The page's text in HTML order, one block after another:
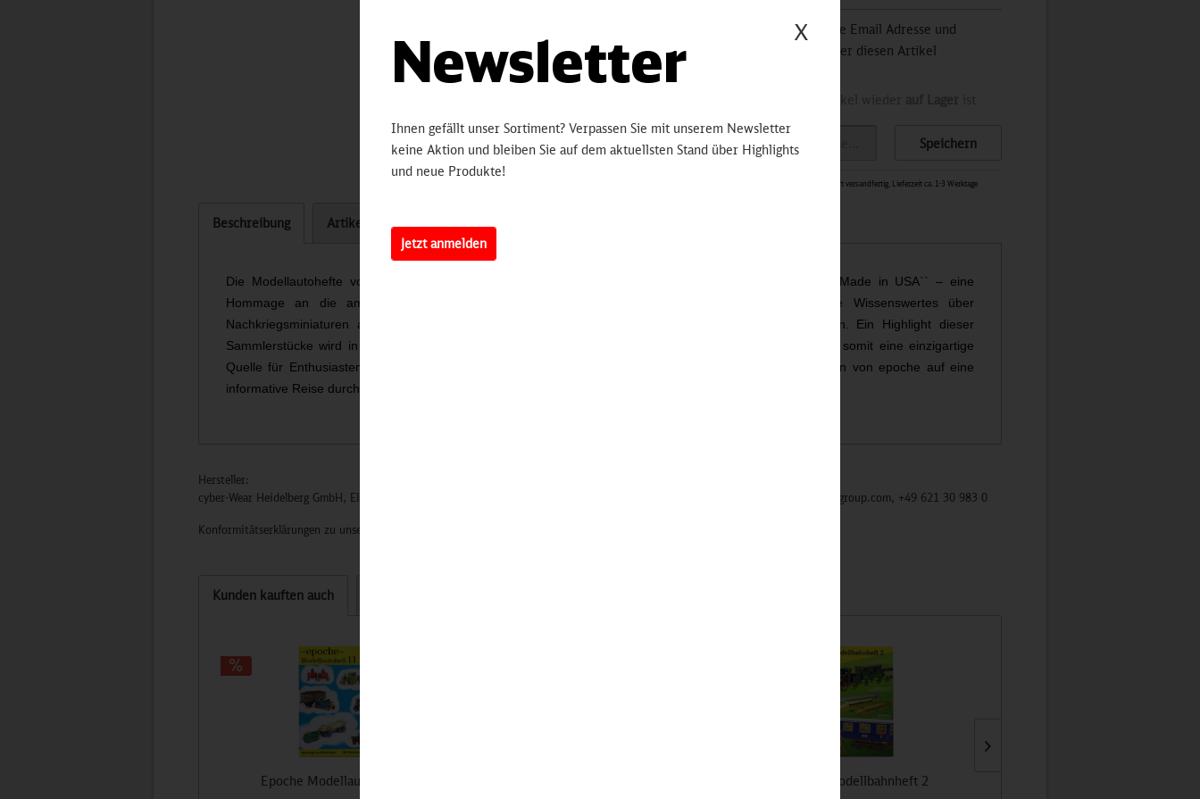
Hinterlegen Sie Ihre Email Adresse und
bleiben Sie stets über diesen Artikel
Speichern
Sofort versandfertig, Lieferzeit ca. 1-3 Werktage
Beschreibung Artikel bewerten
Die Modellautohefte von epoche präsentieren eine faszinierende Ausgabe mit dem Fokus auf ``Cars Made in USA`` – eine
Hommage an die amerikanische Autogeschichte im Maßstab H0. Erfahren Sie in jeder Ausgabe Wissenswertes über
Nachkriegsminiaturen aus dem Erzgebirge, die durch ihre Handwerkskunst und Detailtreue begeistern. Ein Highlight dieser
Sammlerstücke wird in der ersten Doktorarbeit über Miniaturspielwaren beleuchtet, und die Hefte bieten somit eine einzigartige
Quelle für Enthusiasten, Sammler und Geschichtsinteressierte. Lassen Sie sich von den Modellautoheften von epoche auf eine
informative Reise durch die Welt der H0-Modelle entführen.
Hersteller:
cyber-Wear Heidelberg GmbH, Elsa-Brändström-Str. 4, 68229 Mannheim, Deutschland, Info@mycybergroup.com, https://mycybergroup.com, +49 621 30 983 0
Konformitätserklärungen zu unseren Produkten finden Sie
Kunden kauften auch
Epoche Modellautoheft 11 Epoche Modellbahnheft 2
X
Newsletter
Ihnen gefällt unser Sortiment? Verpassen Sie mit unserem Newsletter
keine Aktion und bleiben Sie auf dem aktuellsten Stand über Highlights
und neue Produkte!
Jetzt anmelden